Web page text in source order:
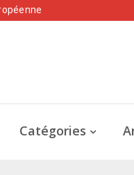
Catégories